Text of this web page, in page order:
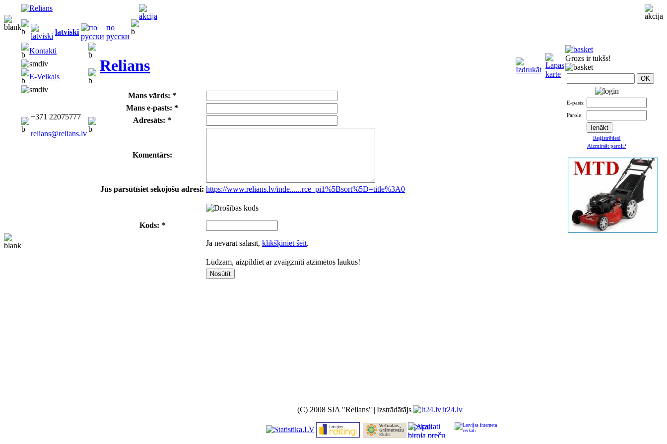
latviski
по
русски
Kontakti
E-Veikals
+371 22075777
relians@relians.lv
Relians
Mans vārds: *
Mans e-pasts: *
Adresāts: *
Komentārs:
Jūs pārsūtīsiet sekojošu adresi: https://www.relians.lv/inde......rce_pi1%5Bsort%5D=title%3A0
Kods: *
Ja nevarat salasīt, klikšķiniet šeit.
Lūdzam, aizpildiet ar zvaigznīti atzīmētos laukus!
Grozs ir tukšs!
E-pasts:
Parole:
Reģistrēties!
Aizmirsāt paroli?
(C) 2008 SIA "Relians" | Izstrādātājs
it24.lv
Apskati
biroja preču